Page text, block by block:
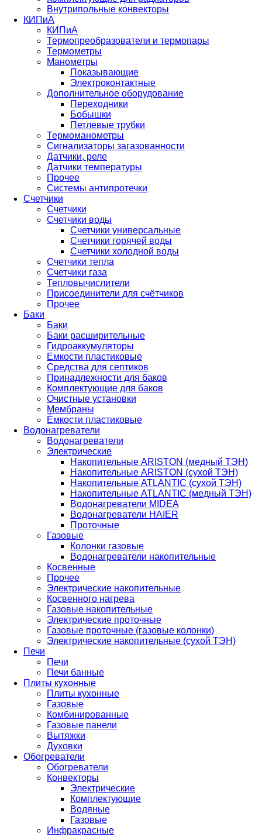
Внутрипольные конвекторы
КИПиА
КИПиА
Термопреобразователи и термопары
Термометры
Манометры
Показывающие
Электроконтактные
Дополнительное оборудование
Переходники
Бобышки
Петлевые трубки
Термоманометры
Сигнализаторы загазованности
Датчики, реле
Датчики температуры
Прочее
Системы антипротечки
Счетчики
Счетчики
Счетчики воды
Счетчики универсальные
Счетчики горячей воды
Счетчики холодной воды
Счетчики тепла
Счетчики газа
Тепловычислители
Присоединители для счётчиков
Прочее
Баки
Баки
Баки расширительные
Гидроаккумуляторы
Емкости пластиковые
Средства для септиков
Принадлежности для баков
Комплектующие для баков
Очистные установки
Мембраны
Ёмкости пластиковые
Водонагреватели
Водонагреватели
Электрические
Накопительные ARISTON (медный ТЭН)
Накопительные ARISTON (сухой ТЭН)
Накопительные ATLANTIC (сухой ТЭН)
Накопительные ATLANTIC (медный ТЭН)
Водонагреватели MIDEA
Водонагреватели HAIER
Проточные
Газовые
Колонки газовые
Водонагреватели накопительные
Косвенные
Прочее
Электрические накопительные
Косвенного нагрева
Газовые накопительные
Электрические проточные
Газовые проточные (газовые колонки)
Электрические накопительные (сухой ТЭН)
Печи
Печи
Печи банные
Плиты кухонные
Плиты кухонные
Газовые
Комбинированные
Газовые панели
Вытяжки
Духовки
Обогреватели
Обогреватели
Конвекторы
Электрические
Комплектующие
Водяные
Газовые
Инфракрасные